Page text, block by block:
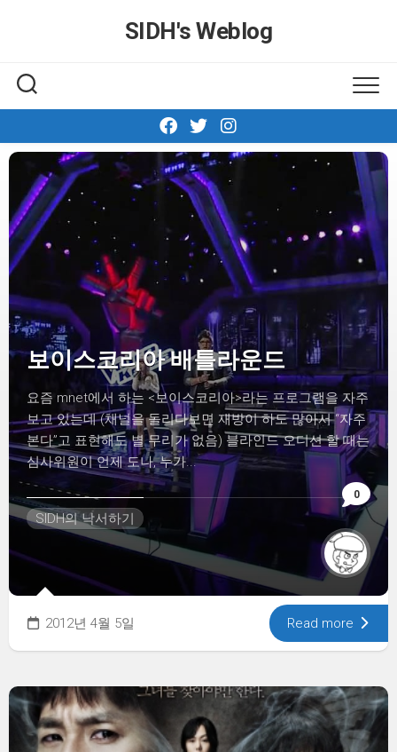
SIDH′s Weblog
0
보이스코리아 배틀라운드
요즘 mnet에서 하는 <보이스코리아>라는 프로그램을 자주
보고 있는데 (채널을 돌리다보면 재방이 하도 많아서 “자주
본다”고 표현해도 별 무리가 없음) 블라인드 오디션 할 때는
심사위원이 언제 도나, 누가...
SIDH의 낙서하기
2012년 4월 5일 Read more